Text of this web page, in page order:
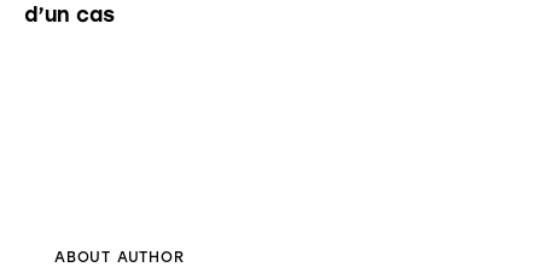
d’un cas
ABOUT AUTHOR